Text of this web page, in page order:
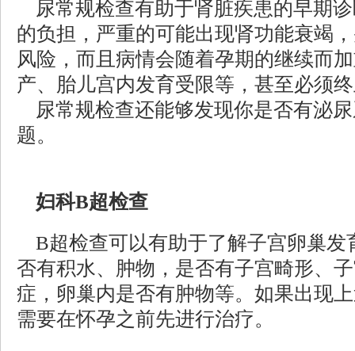
尿常规检查有助于肾脏疾患的早期
的负担，严重的可能出现肾功能衰竭
风险，而且病情会随着孕期的继续而
产、胎儿宫内发育受限等，甚至必须
尿常规检查还能够发现你是否有泌
题。
妇科B超检查
B超检查可以有助于了解子宫卵巢发
否有积水、肿物，是否有子宫畸形、
症，卵巢内是否有肿物等。如果出现
需要在怀孕之前先进行治疗。